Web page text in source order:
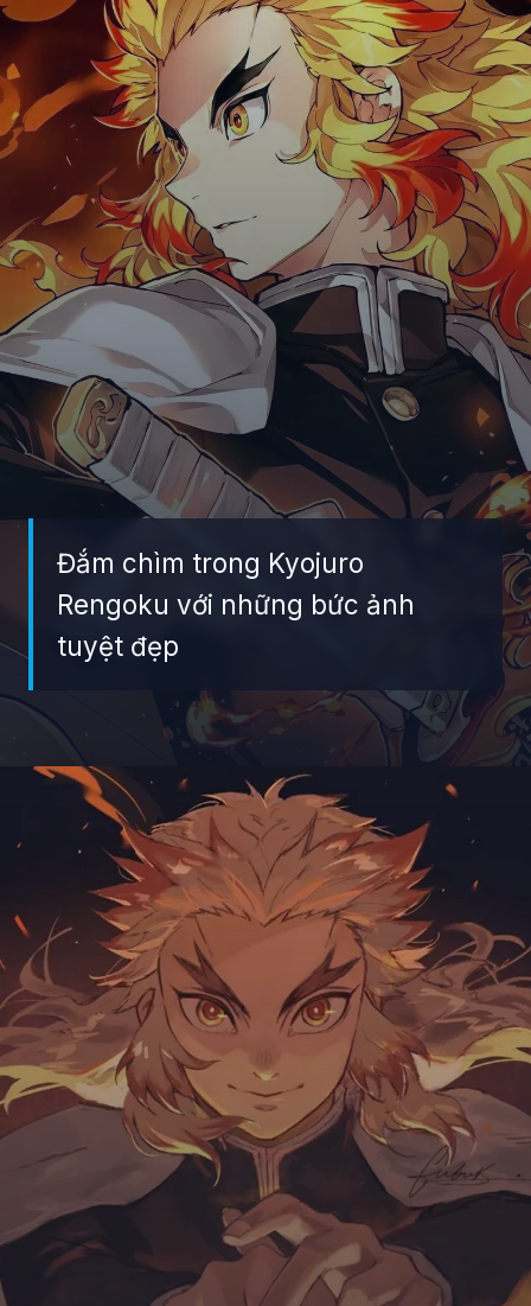
Đắm chìm trong Kyojuro
Rengoku với những bức ảnh
tuyệt đẹp
Đang mở https://giaydabonghana.com/rengoku